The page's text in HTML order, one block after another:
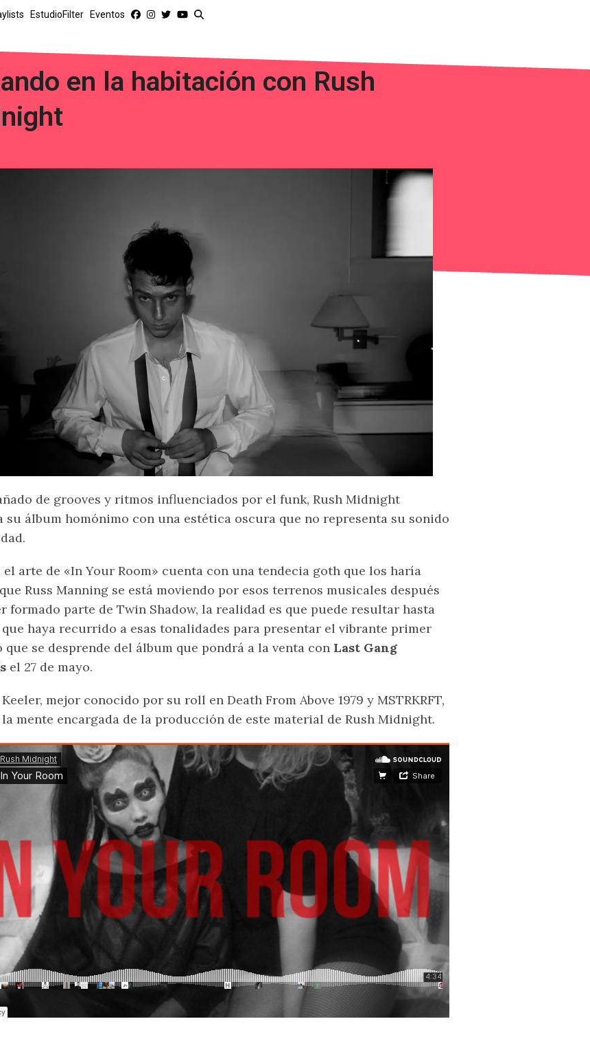
EstudioFilter Eventos
en la habitación con Rush
de grooves y ritmos influenciados por el funk, Rush Midnight
su álbum homónimo con una estética oscura que no representa su sonido
el arte de «In Your Room» cuenta con una tendecia goth que los haría
Russ Manning se está moviendo por esos terrenos musicales después
formado parte de Twin Shadow, la realidad es que puede resultar hasta
haya recurrido a esas tonalidades para presentar el vibrante primer
que se desprende del álbum que pondrá a la venta con Last Gang
el 27 de mayo.
Keeler, mejor conocido por su roll en Death From Above 1979 y MSTRKRFT,
mente encargada de la producción de este material de Rush Midnight.